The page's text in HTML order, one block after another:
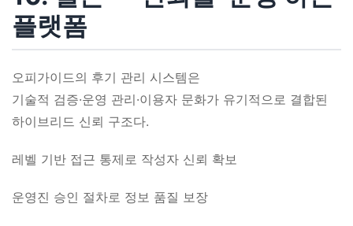
플랫폼
오피가이드의 후기 관리 시스템은
기술적 검증·운영 관리·이용자 문화가 유기적으로 결합된
하이브리드 신뢰 구조다.
레벨 기반 접근 통제로 작성자 신뢰 확보
운영진 승인 절차로 정보 품질 보장